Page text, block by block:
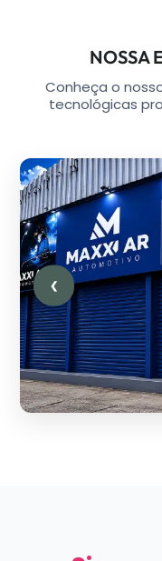
NOSSA
Conheça o
tecnológicas
❮